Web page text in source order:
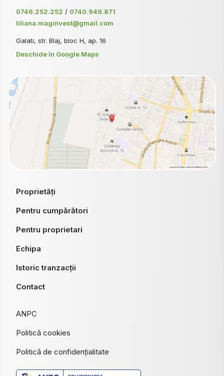
0746.252.252 / 0740.949.871
liliana.maginvest@gmail.com
Galati, str. Blaj, bloc H, ap. 16
Deschide în Google Maps
Proprietăți
Pentru cumpărători
Pentru proprietari
Echipa
Istoric tranzacții
Contact
ANPC
Politică cookies
Politică de confidențialitate